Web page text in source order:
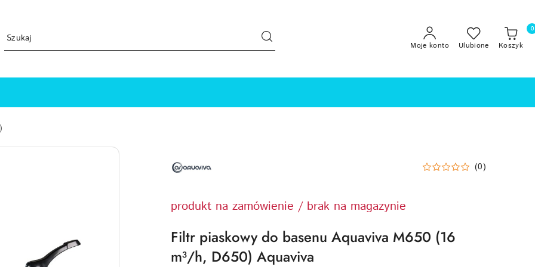
Moje konto Ulubione Koszyk
0
AQUAVIVA (0)
produkt na zamówienie / brak na magazynie
Filtr piaskowy do basenu Aquaviva M650 (16
m³/h, D650) Aquaviva